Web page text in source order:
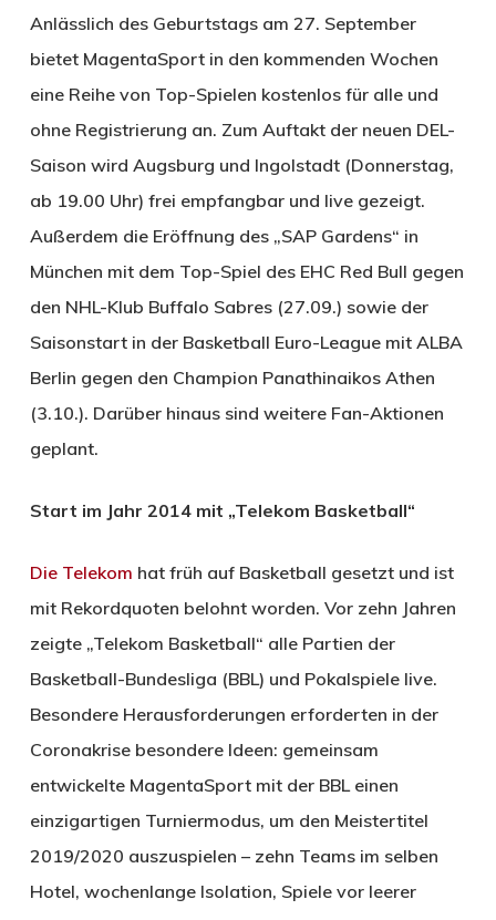
Anlässlich des Geburtstags am 27. September
bietet MagentaSport in den kommenden Wochen
eine Reihe von Top-Spielen kostenlos für alle und
ohne Registrierung an. Zum Auftakt der neuen DEL-
Saison wird Augsburg und Ingolstadt (Donnerstag,
ab 19.00 Uhr) frei empfangbar und live gezeigt.
Außerdem die Eröffnung des „SAP Gardens“ in
München mit dem Top-Spiel des EHC Red Bull gegen
den NHL-Klub Buffalo Sabres (27.09.) sowie der
Saisonstart in der Basketball Euro-League mit ALBA
Berlin gegen den Champion Panathinaikos Athen
(3.10.). Darüber hinaus sind weitere Fan-Aktionen
geplant.
Start im Jahr 2014 mit „Telekom Basketball“
Die Telekom hat früh auf Basketball gesetzt und ist
mit Rekordquoten belohnt worden. Vor zehn Jahren
zeigte „Telekom Basketball“ alle Partien der
Basketball-Bundesliga (BBL) und Pokalspiele live.
Besondere Herausforderungen erforderten in der
Coronakrise besondere Ideen: gemeinsam
entwickelte MagentaSport mit der BBL einen
einzigartigen Turniermodus, um den Meistertitel
2019/2020 auszuspielen – zehn Teams im selben
Hotel, wochenlange Isolation, Spiele vor leerer